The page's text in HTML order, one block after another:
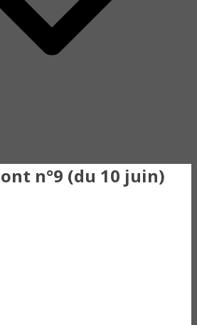
n°9 (du 10 juin)